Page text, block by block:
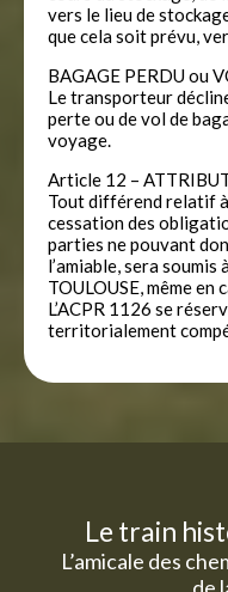
vers le lieu de
que cela soit prévu,
BAGAGE PERDU ou
Le transporteur
perte ou de vol de
voyage.
Article 12 –
Tout différend relatif
cessation des
parties ne pouvant
l’amiable, sera
TOULOUSE, même
L’ACPR 1126 se
territorialement
Le train
L’amicale des